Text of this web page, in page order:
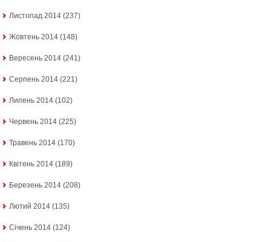
Листопад 2014 (237)
Жовтень 2014 (148)
Вересень 2014 (241)
Серпень 2014 (221)
Липень 2014 (102)
Червень 2014 (225)
Травень 2014 (170)
Квітень 2014 (189)
Березень 2014 (208)
Лютий 2014 (135)
Січень 2014 (124)